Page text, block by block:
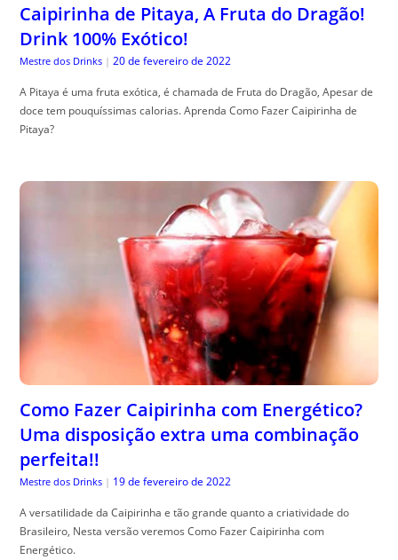
Caipirinha de Pitaya, A Fruta do Dragão!
Drink 100% Exótico!
Mestre dos Drinks | 20 de fevereiro de 2022
A Pitaya é uma fruta exótica, é chamada de Fruta do Dragão, Apesar de
doce tem pouquíssimas calorias. Aprenda Como Fazer Caipirinha de
Pitaya?
Como Fazer Caipirinha com Energético?
Uma disposição extra uma combinação
perfeita!!
Mestre dos Drinks | 19 de fevereiro de 2022
A versatilidade da Caipirinha e tão grande quanto a criatividade do
Brasileiro, Nesta versão veremos Como Fazer Caipirinha com
Energético.